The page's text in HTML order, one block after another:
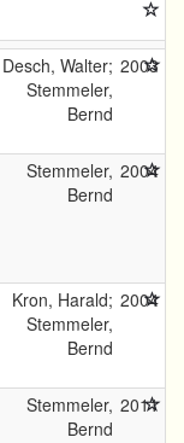
Desch, Walter;
Stemmeler,
Bernd
2003
Stemmeler,
Bernd
2004
Kron, Harald;
Stemmeler,
Bernd
2004
Stemmeler,
Bernd
2011